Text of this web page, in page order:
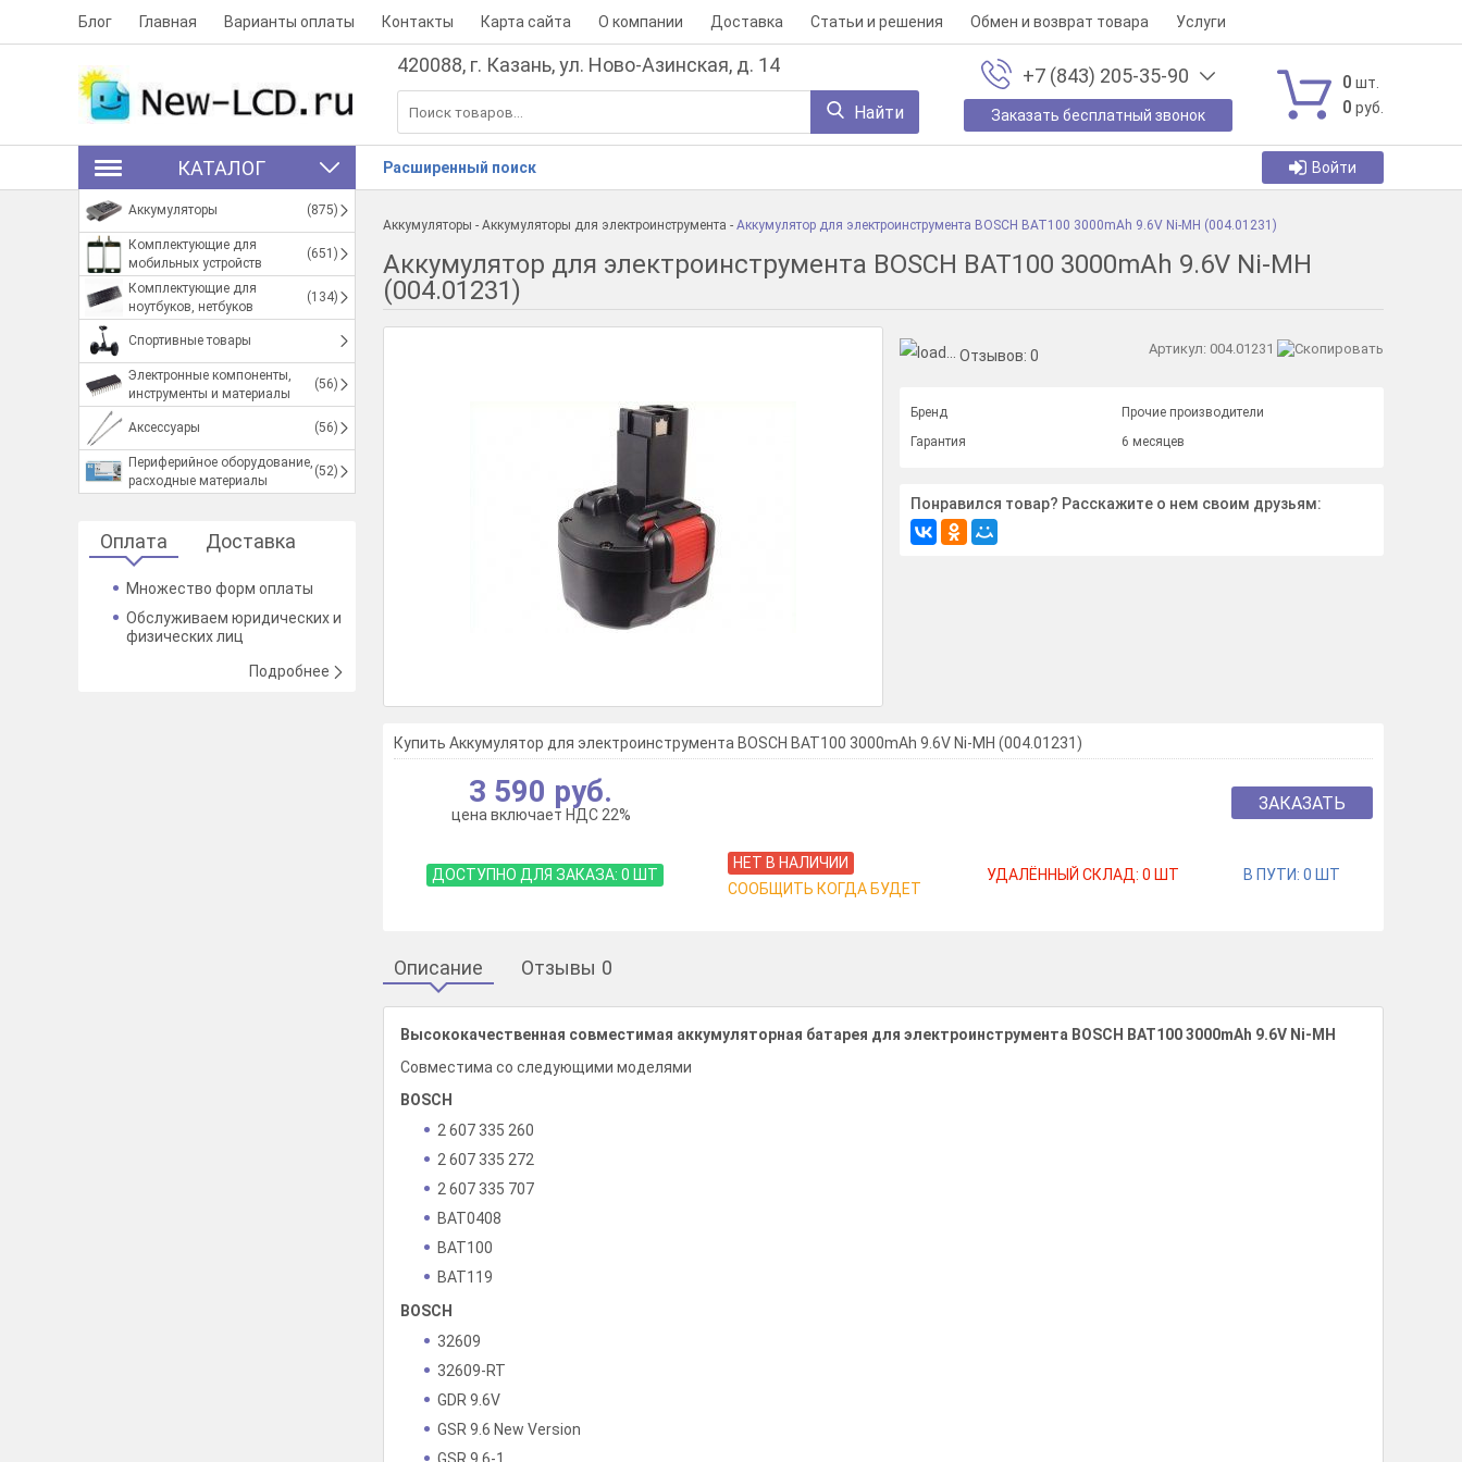
Блог Главная Варианты оплаты Контакты Карта сайта О компании Доставка Статьи и решения Обмен и возврат товара Услуги
420088, г. Казань, ул. Ново-Азинская, д. 14
Найти
+7 (843) 205-35-90
Заказать бесплатный звонок
0 шт.
0 руб.
КАТАЛОГ
Аккумуляторы (875)
Комплектующие для
мобильных устройств
(651)
Комплектующие для
ноутбуков, нетбуков
(134)
Спортивные товары
Электронные компоненты,
инструменты и материалы
(56)
Аксессуары (56)
Периферийное оборудование,
расходные материалы
(52)
Оплата Доставка
Множество форм оплаты
Обслуживаем юридических и
физических лиц
Подробнее
Расширенный поиск Войти
Аккумуляторы - Аккумуляторы для электроинструмента - Аккумулятор для электроинструмента BOSCH BAT100 3000mAh 9.6V Ni-MH (004.01231)
Аккумулятор для электроинструмента BOSCH BAT100 3000mAh 9.6V Ni-MH
(004.01231)
Отзывов: 0 Артикул: 004.01231
Бренд
Прочие производители
Гарантия
6 месяцев
Понравился товар? Расскажите о нем своим друзьям:
Купить Аккумулятор для электроинструмента BOSCH BAT100 3000mAh 9.6V Ni-MH (004.01231)
3 590 руб.
цена включает НДС 22%
ЗАКАЗАТЬ
ДОСТУПНО ДЛЯ ЗАКАЗА: 0 ШТ
НЕТ В НАЛИЧИИ
СООБЩИТЬ КОГДА БУДЕТ
УДАЛЁННЫЙ СКЛАД: 0 ШТ В ПУТИ:0 ШТ
Описание Отзывы 0
Высококачественная совместимая аккумуляторная батарея для электроинструмента BOSCH BAT100 3000mAh 9.6V Ni-MH
Совместима со следующими моделями
BOSCH
2 607 335 260
2 607 335 272
2 607 335 707
BAT0408
BAT100
BAT119
BOSCH
32609
32609-RT
GDR 9.6V
GSR 9.6 New Version